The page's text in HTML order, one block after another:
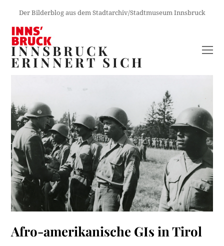
Der Bilderblog aus dem Stadtarchiv/Stadtmuseum Innsbruck
INNSBRUCK
ERINNERT SICH
Afro-amerikanische GIs in Tirol